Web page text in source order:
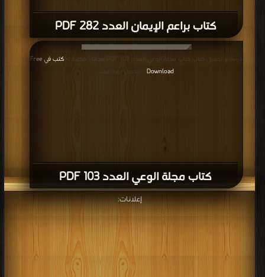
كتاب براعم الإيمان العدد 282 PDF
كتاب مجلة الوعي العدد 103 PDF
قراءة و تحميل كتاب كتاب مجلة الوعي العدد 103 PDF مجانا | مكتبة >
كتب في Free
Download | التحميل : مرة/مرات
إعلانات: